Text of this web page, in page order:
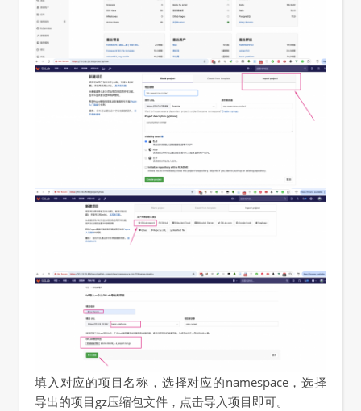
填入对应的项目名称，选择对应的namespace，选择
导出的项目gz压缩包文件，点击导入项目即可。